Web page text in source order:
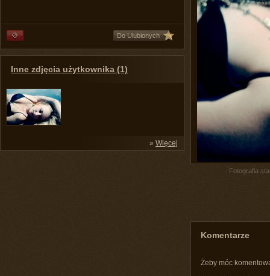
Do Ulubionych
Inne zdjęcia użytkownika (1)
» Więcej
Fotografia
Komentarze
Żeby móc